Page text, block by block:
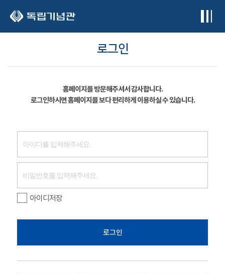
로그인
홈페이지를 방문해주셔서 감사합니다.
로그인하시면 홈페이지를 보다 편리하게 이용하실 수 있습니다.
아이디저장
로그인